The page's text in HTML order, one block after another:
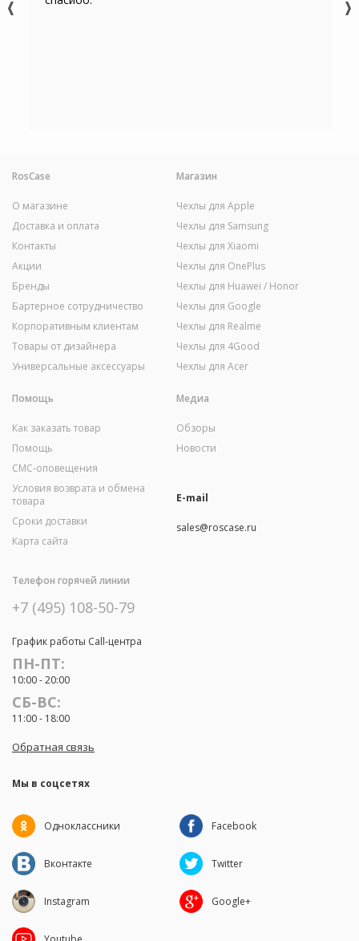
RosCase
О магазине
Доставка и оплата
Контакты
Акции
Бренды
Бартерное сотрудничество
Корпоративным клиентам
Товары от дизайнера
Универсальные аксессуары
Магазин
Чехлы для Apple
Чехлы для Samsung
Чехлы для Xiaomi
Чехлы для OnePlus
Чехлы для Huawei / Honor
Чехлы для Google
Чехлы для Realme
Чехлы для 4Good
Чехлы для Acer
Помощь
Как заказать товар
Помощь
СМС-оповещения
Условия возврата и обмена
товара
Сроки доставки
Карта сайта
Медиа
Обзоры
Новости
E-mail
sales@roscase.ru
Телефон горячей линии
+7 (495) 108-50-79
График работы Call-центра
ПН-ПТ:
10:00 - 20:00
СБ-ВС:
11:00 - 18:00
Обратная связь
Мы в соцсетях
Одноклассники Facebook
Вконтакте Twitter
Instagram Google+